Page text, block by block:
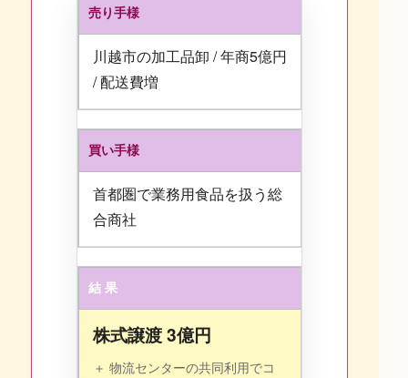
売り手様
川越市の加工品卸 / 年商5億円
/ 配送費増
買い手様
首都圏で業務用食品を扱う総
合商社
結 果
株式譲渡 3億円
＋ 物流センターの共同利用でコ